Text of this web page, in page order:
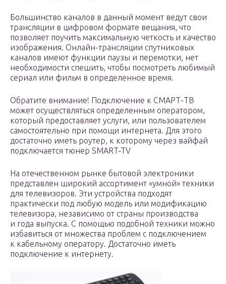
Большинство каналов в данный момент ведут свои
трансляции в цифровом формате вещания, что
позволяет поучить максимальную четкость и качество
изображения. Онлайн-трансляции спутниковых
каналов имеют функции паузы и перемотки, нет
необходимости спешить, чтобы посмотреть любимый
сериал или фильм в определенное время.
Обратите внимание! Подключение к СМАРТ-ТВ
может осуществляться определенным оператором,
который предоставляет услуги, или пользователем
самостоятельно при помощи интернета. Для этого
достаточно иметь роутер, к которому через вайфай
подключается тюнер SMART-TV
На отечественном рынке бытовой электроники
представлен широкий ассортимент «умной» техники
для телевизоров. Эти устройства подходят
практически под любую модель или модификацию
телевизора, независимо от страны производства
и года выпуска. С помощью подобной техники можно
избавиться от множества проблем с подключением
к кабельному оператору. Достаточно иметь
подключение к интернету.